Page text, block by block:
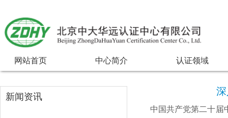
网站首页 中心简介 认证领域
中国共产党第二十届
新闻资讯